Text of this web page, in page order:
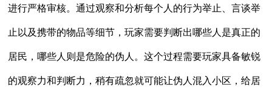
进行严格审核。通过观察和分析每个人的行为举止、言谈举
止以及携带的物品等细节，玩家需要判断出哪些人是真正的
居民，哪些人则是危险的伪人。这个过程需要玩家具备敏锐
的观察力和判断力，稍有疏忽就可能让伪人混入小区，给居